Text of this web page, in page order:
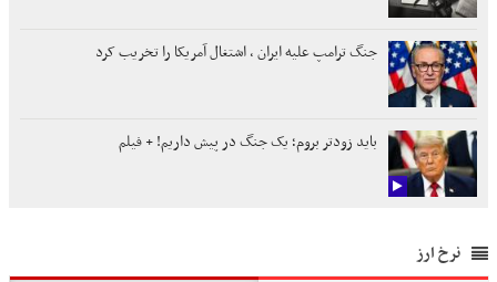
جنگ ترامپ علیه ایران ، اشتغال آمریکا را تخریب کرد
باید زودتر بروم؛ یک جنگ در پیش داریم! + فیلم
نرخ ارز